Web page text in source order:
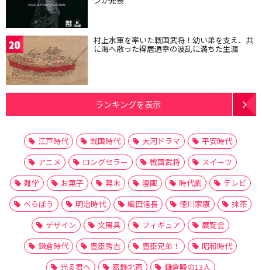
20 村上水軍を率いた戦国武将！幼い弟を支え、共
に海へ散った得居通幸の波乱に満ちた生涯
ランキングを表示
江戸時代 戦国時代 大河ドラマ
平安時代
アニメ
ロングセラー 戦国武将
スイーツ
雑学
お菓子 幕末 漫画 時代劇
テレビ
べらぼう
明治時代 織田信長 徳川家康
抹茶
デザイン
文房具 フィギュア
展覧会
鎌倉時代
豊臣秀吉 豊臣兄弟！
昭和時代
光る君へ
葛飾北斎 鎌倉殿の13人